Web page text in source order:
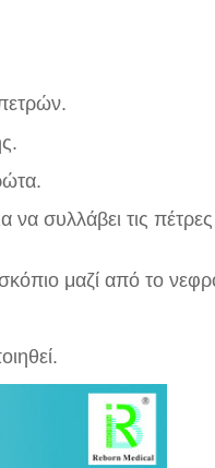
να συλλάβει τις
μαζί από το